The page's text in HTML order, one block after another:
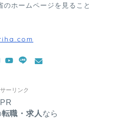
のホームページを見ること
ーリンク
PR
転職・求人なら